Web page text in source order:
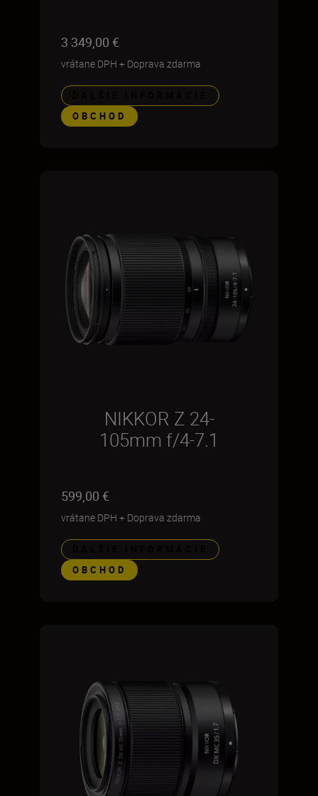
3 349,00 €
vrátane DPH + Doprava zdarma
OBCHOD
NIKKOR Z 24-
105mm f/4-7.1
599,00 €
vrátane DPH + Doprava zdarma
OBCHOD